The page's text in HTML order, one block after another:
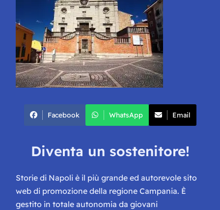
Facebook WhatsApp Email
Diventa un sostenitore!
Storie di Napoli è il più grande ed autorevole sito
web di promozione della regione Campania. È
gestito in totale autonomia da giovani